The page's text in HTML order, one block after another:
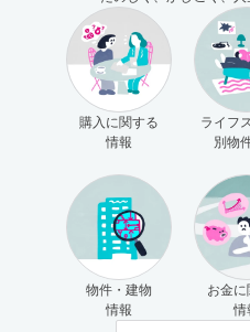
購入に関する
情報
ライフ
別物
物件・建物
情報
お金に
情